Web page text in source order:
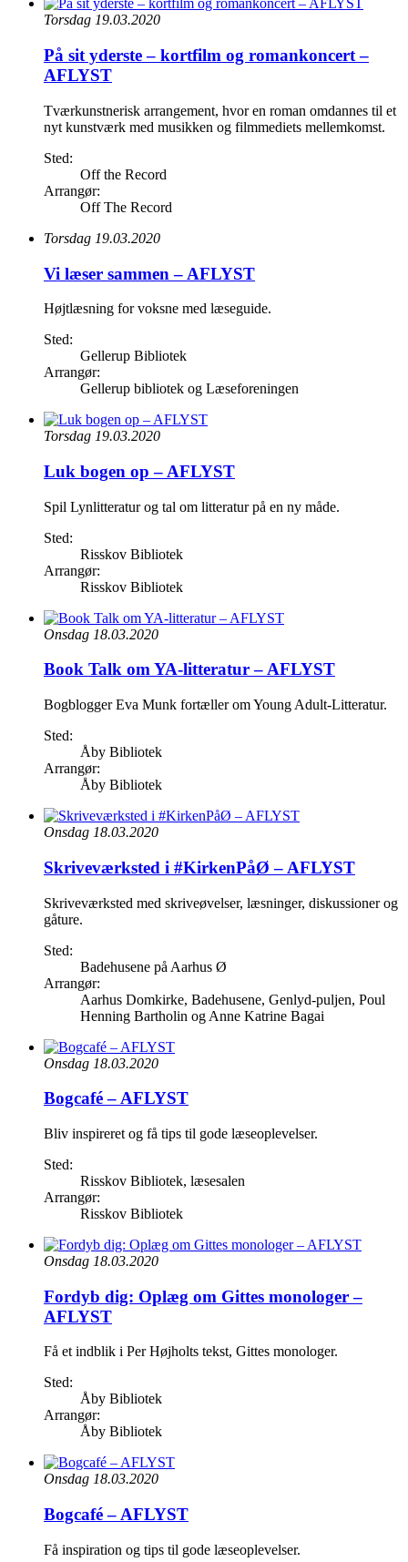
Torsdag 19.03.2020
På sit yderste – kortfilm og romankoncert –
AFLYST
Tværkunstnerisk arrangement, hvor en roman omdannes til et
nyt kunstværk med musikken og filmmediets mellemkomst.
Sted:
Off the Record
Arrangør:
Off The Record
Torsdag 19.03.2020
Vi læser sammen – AFLYST
Højtlæsning for voksne med læseguide.
Sted:
Gellerup Bibliotek
Arrangør:
Gellerup bibliotek og Læseforeningen
Torsdag 19.03.2020
Luk bogen op – AFLYST
Spil Lynlitteratur og tal om litteratur på en ny måde.
Sted:
Risskov Bibliotek
Arrangør:
Risskov Bibliotek
Onsdag 18.03.2020
Book Talk om YA-litteratur – AFLYST
Bogblogger Eva Munk fortæller om Young Adult-Litteratur.
Sted:
Åby Bibliotek
Arrangør:
Åby Bibliotek
Onsdag 18.03.2020
Skriveværksted i #KirkenPåØ – AFLYST
Skriveværksted med skriveøvelser, læsninger, diskussioner og
gåture.
Sted:
Badehusene på Aarhus Ø
Arrangør:
Aarhus Domkirke, Badehusene, Genlyd-puljen, Poul
Henning Bartholin og Anne Katrine Bagai
Onsdag 18.03.2020
Bogcafé – AFLYST
Bliv inspireret og få tips til gode læseoplevelser.
Sted:
Risskov Bibliotek, læsesalen
Arrangør:
Risskov Bibliotek
Onsdag 18.03.2020
Fordyb dig: Oplæg om Gittes monologer –
AFLYST
Få et indblik i Per Højholts tekst, Gittes monologer.
Sted:
Åby Bibliotek
Arrangør:
Åby Bibliotek
Onsdag 18.03.2020
Bogcafé – AFLYST
Få inspiration og tips til gode læseoplevelser.